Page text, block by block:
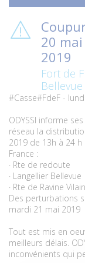
20
2019
Fort de
Bellevue
#Casse#FdeF -
ODYSSI informe
réseau la
2019 de 13h à 24
France :
· Rte de redoute
· Langellier Bellevue
· Rte de Ravine
Des perturbations
mardi 21 mai 2019
Tout est mis en
meilleurs délais.
inconvénients qui